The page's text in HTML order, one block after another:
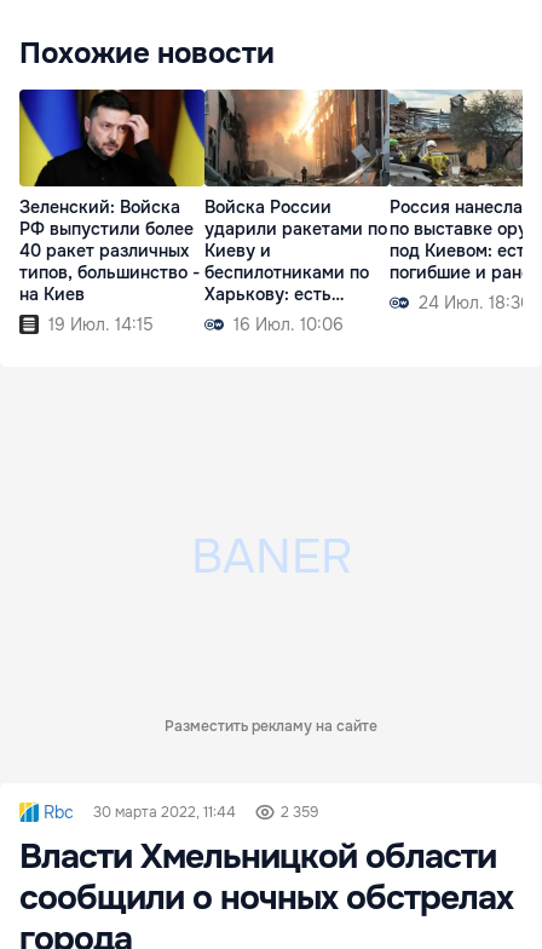
Похожие новости
Зеленский: Войска
РФ выпустили более
40 ракет различных
типов, большинство -
на Киев
19 Июл. 14:15
Войска России
ударили ракетами по
Киеву и
беспилотниками по
Харькову: есть
жертвы16 Июл. 10:06
Россия нанесла
по выставке
под Киевом: есть
погибшие и
24 Июл. 18:30
Разместить рекламу на сайте
Rbc 30 марта 2022, 11:44 2 359
Власти Хмельницкой области
сообщили о ночных обстрелах
города